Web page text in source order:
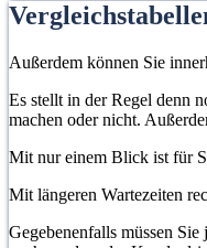
Außerdem können Sie
Es stellt in der Regel denn
machen oder nicht.
Mit nur einem Blick ist für
Mit längeren Wartezeiten
Gegebenenfalls müssen